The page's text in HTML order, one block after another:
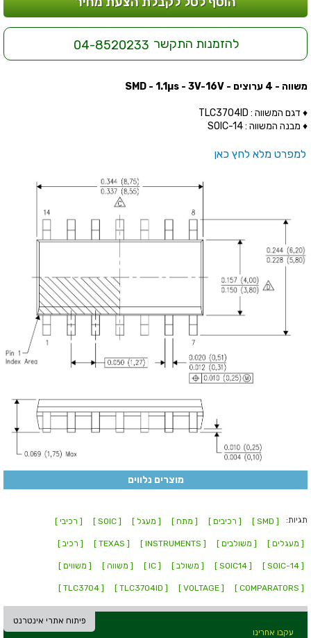
להזמנות התקשר 04-8520233
משווה - 4 ערוצים - SMD - 1.1µs - 3V-16V
♦ דגם המשווה : TLC3704ID
♦ מבנה המשווה : SOIC-14
למפרט מלא לחץ כאן
מוצרים נלווים
תגיות: [ SMD ] [ רכיבים ] [ מתח ] [ מעגל ] [ SOIC ] [ רכיבי ]
[ מעגלים ] [ משולבים ] [ INSTRUMENTS ]
[ TEXAS ] [ רכיב ]
[ SOIC-14 ]
[ SOIC14 ] [ משולב ] [ IC ] [ משווה ] [ משווים ]
[ COMPARATORS ]
[ VOLTAGE ]
[ TLC3704ID ]
[ TLC3704 ]
פיתוח אתרי אינטרנט
עקבו אחרינו